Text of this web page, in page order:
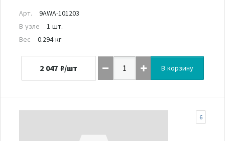
Арт.
9AWA-101203
В узле
1 шт.
Вес
0.294 кг
2 047 ₽/шт В корзину
6